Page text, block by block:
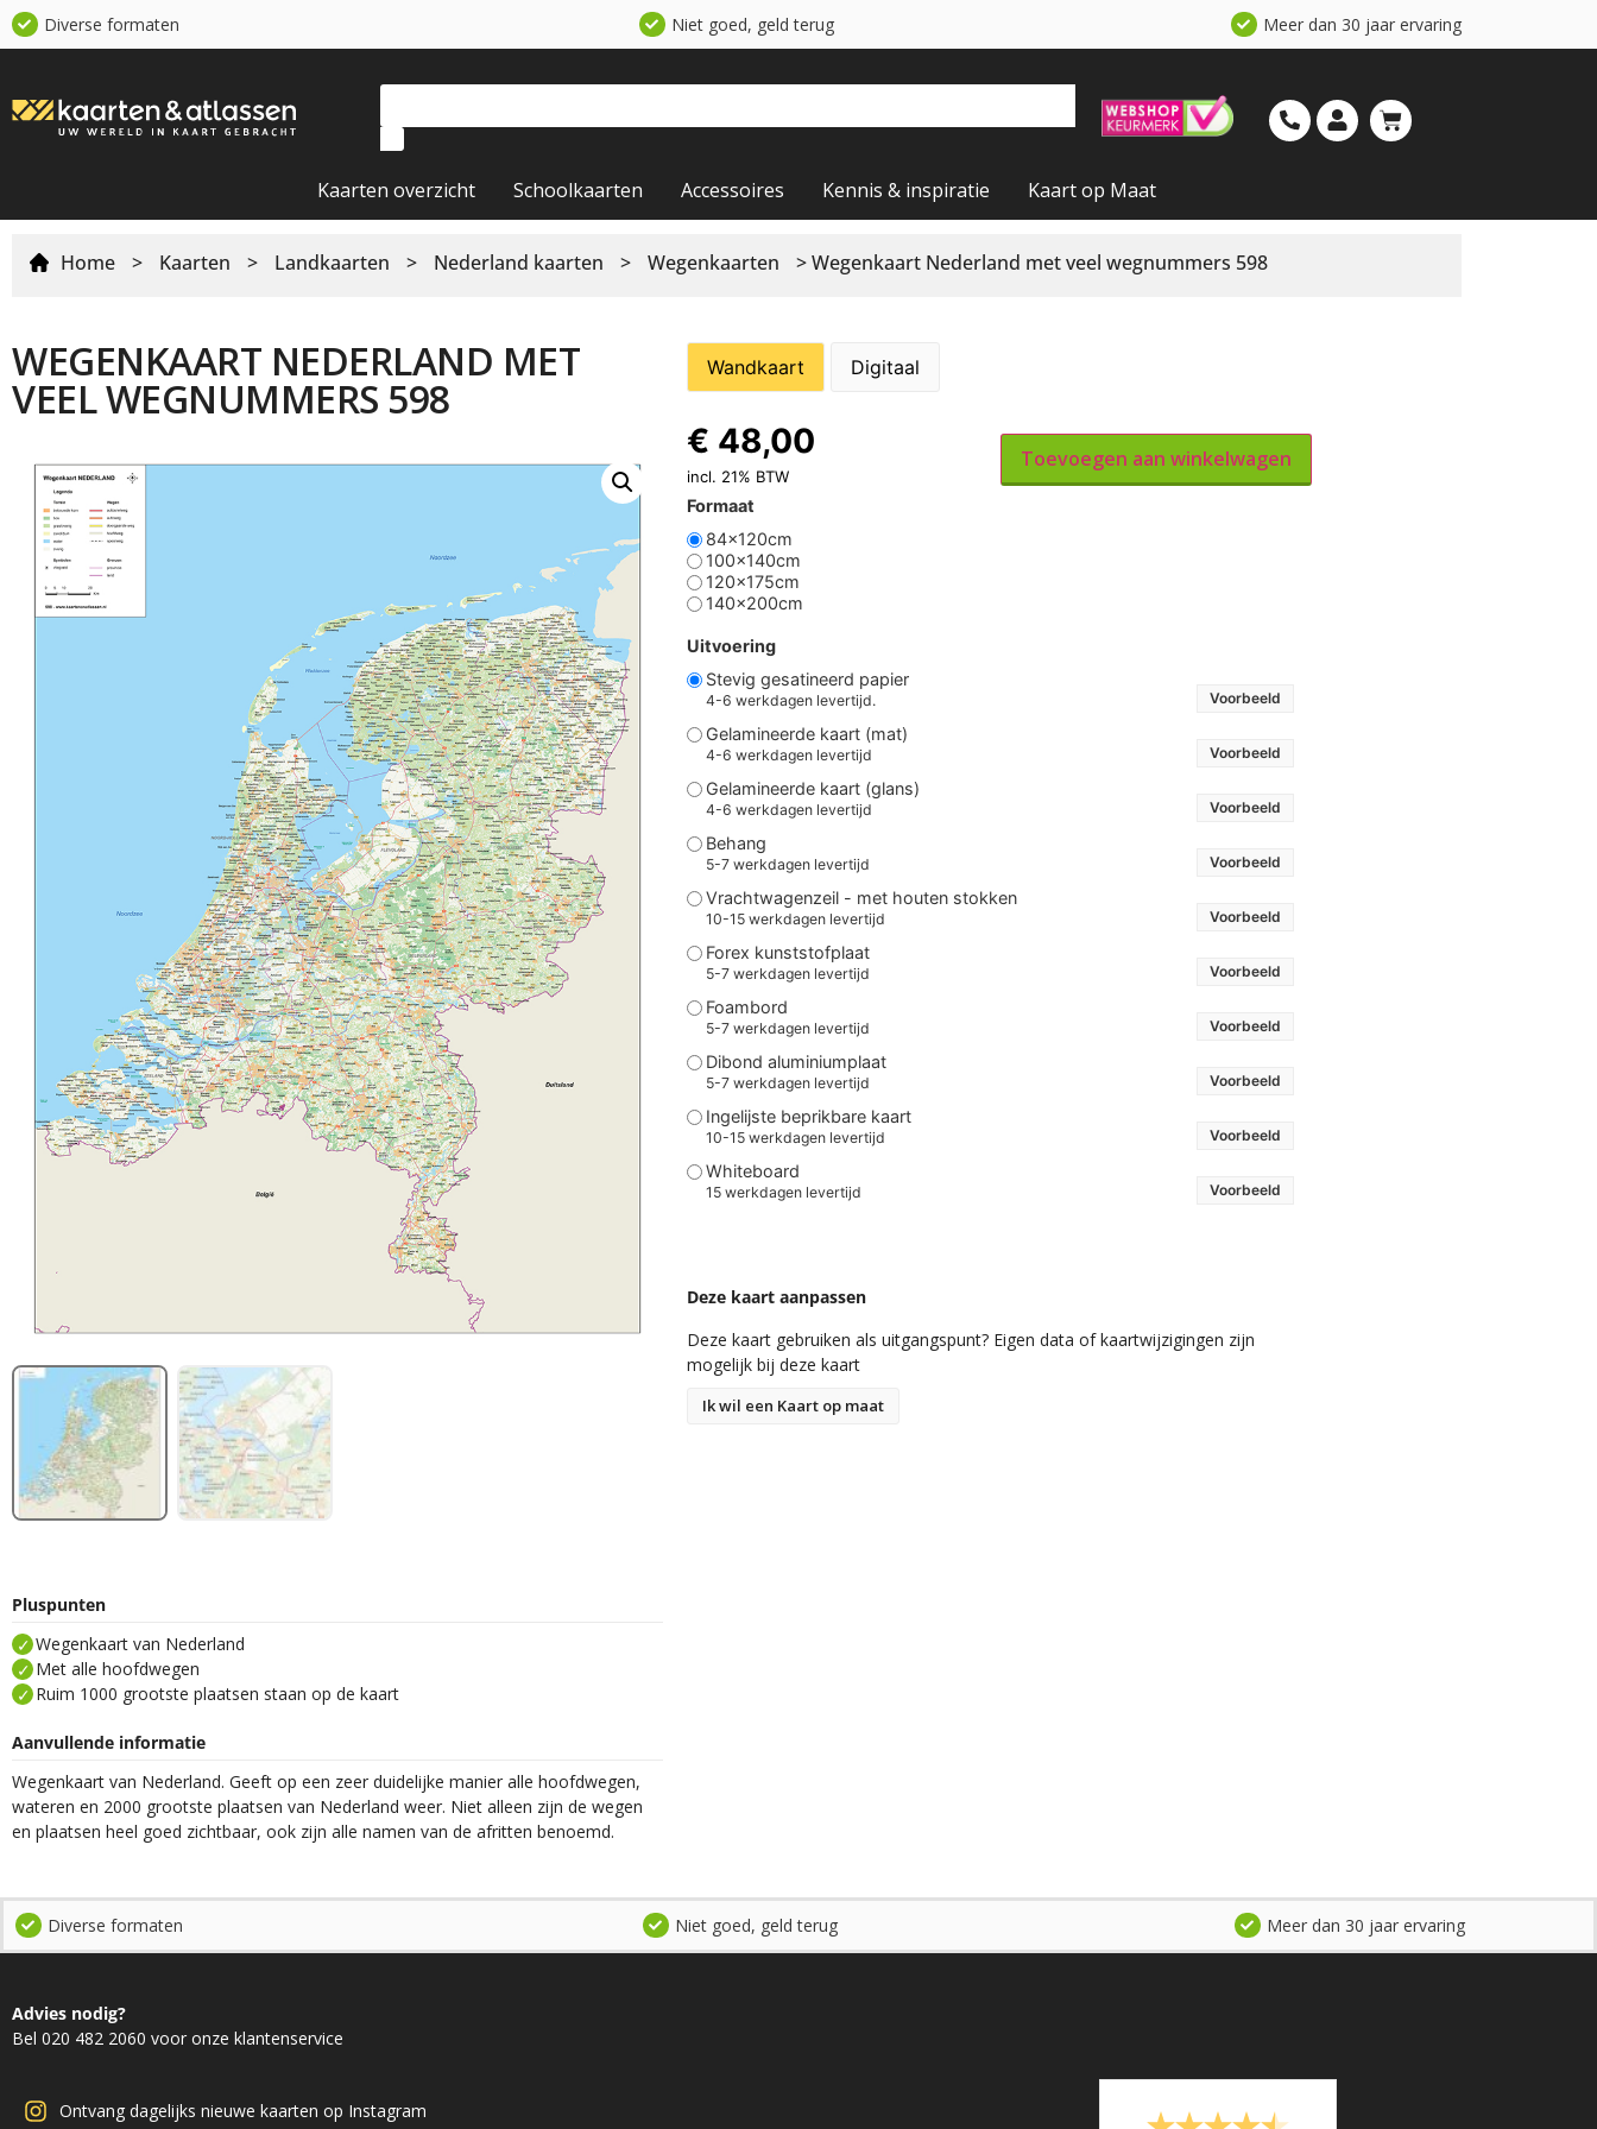
Diverse formaten Niet goed, geld terug Meer dan 30 jaar ervaring
Kaarten overzicht Schoolkaarten Accessoires Kennis & inspiratie Kaart op Maat
Home > Kaarten > Landkaarten > Nederland kaarten > Wegenkaarten > Wegenkaart Nederland met veel wegnummers 598
WEGENKAART NEDERLAND MET
VEEL WEGNUMMERS 598
Pluspunten
Wegenkaart van Nederland
Met alle hoofdwegen
Ruim 1000 grootste plaatsen staan op de kaart
Aanvullende informatie
Wegenkaart van Nederland. Geeft op een zeer duidelijke manier alle hoofdwegen,
wateren en 2000 grootste plaatsen van Nederland weer. Niet alleen zijn de wegen
en plaatsen heel goed zichtbaar, ook zijn alle namen van de afritten benoemd.
Wandkaart Digitaal
Formaat
84x120cm
100x140cm
120x175cm
140x200cm
Uitvoering
Stevig gesatineerd papier
4-6 werkdagen levertijd. Voorbeeld
Gelamineerde kaart (mat)
4-6 werkdagen levertijd Voorbeeld
Gelamineerde kaart (glans)
4-6 werkdagen levertijd Voorbeeld
Behang
5-7 werkdagen levertijd Voorbeeld
Vrachtwagenzeil - met houten stokken
10-15 werkdagen levertijd Voorbeeld
Forex kunststofplaat
5-7 werkdagen levertijd Voorbeeld
Foambord
5-7 werkdagen levertijd Voorbeeld
Dibond aluminiumplaat
5-7 werkdagen levertijd Voorbeeld
Ingelijste beprikbare kaart
10-15 werkdagen levertijd Voorbeeld
Whiteboard
15 werkdagen levertijd Voorbeeld
€ 48,00
incl. 21% BTW
Toevoegen aan winkelwagen
Deze kaart aanpassen
Deze kaart gebruiken als uitgangspunt? Eigen data of kaartwijzigingen zijn
mogelijk bij deze kaart
Ik wil een Kaart op maat
Diverse formaten Niet goed, geld terug Meer dan 30 jaar ervaring
Advies nodig?
Bel 020 482 2060 voor onze klantenservice
Ontvang dagelijks nieuwe kaarten op Instagram